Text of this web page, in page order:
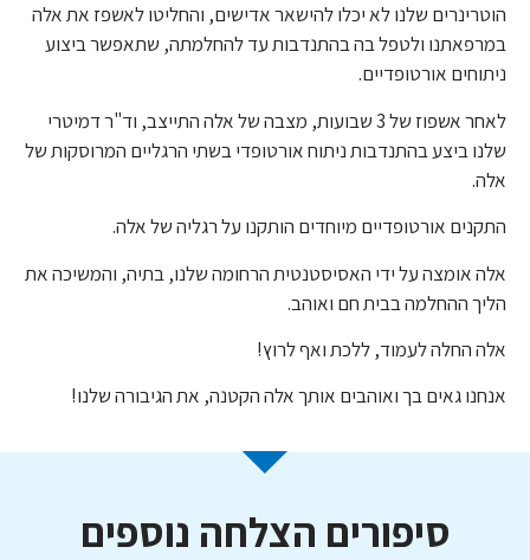
הוטרינרים שלנו לא יכלו להישאר אדישים, והחליטו לאשפז את אלה
במרפאתנו ולטפל בה בהתנדבות עד להחלמתה, שתאפשר ביצוע
ניתוחים אורטופדיים.
לאחר אשפוז של 3 שבועות, מצבה של אלה התייצב, וד"ר דמיטרי
שלנו ביצע בהתנדבות ניתוח אורטופדי בשתי הרגליים המרוסקות של
אלה.
התקנים אורטופדיים מיוחדים הותקנו על רגליה של אלה.
אלה אומצה על ידי האסיסטנטית הרחומה שלנו, בתיה, והמשיכה את
הליך ההחלמה בבית חם ואוהב.
אלה החלה לעמוד, ללכת ואף לרוץ!
אנחנו גאים בך ואוהבים אותך אלה הקטנה, את הגיבורה שלנו!
סיפורים הצלחה נוספים